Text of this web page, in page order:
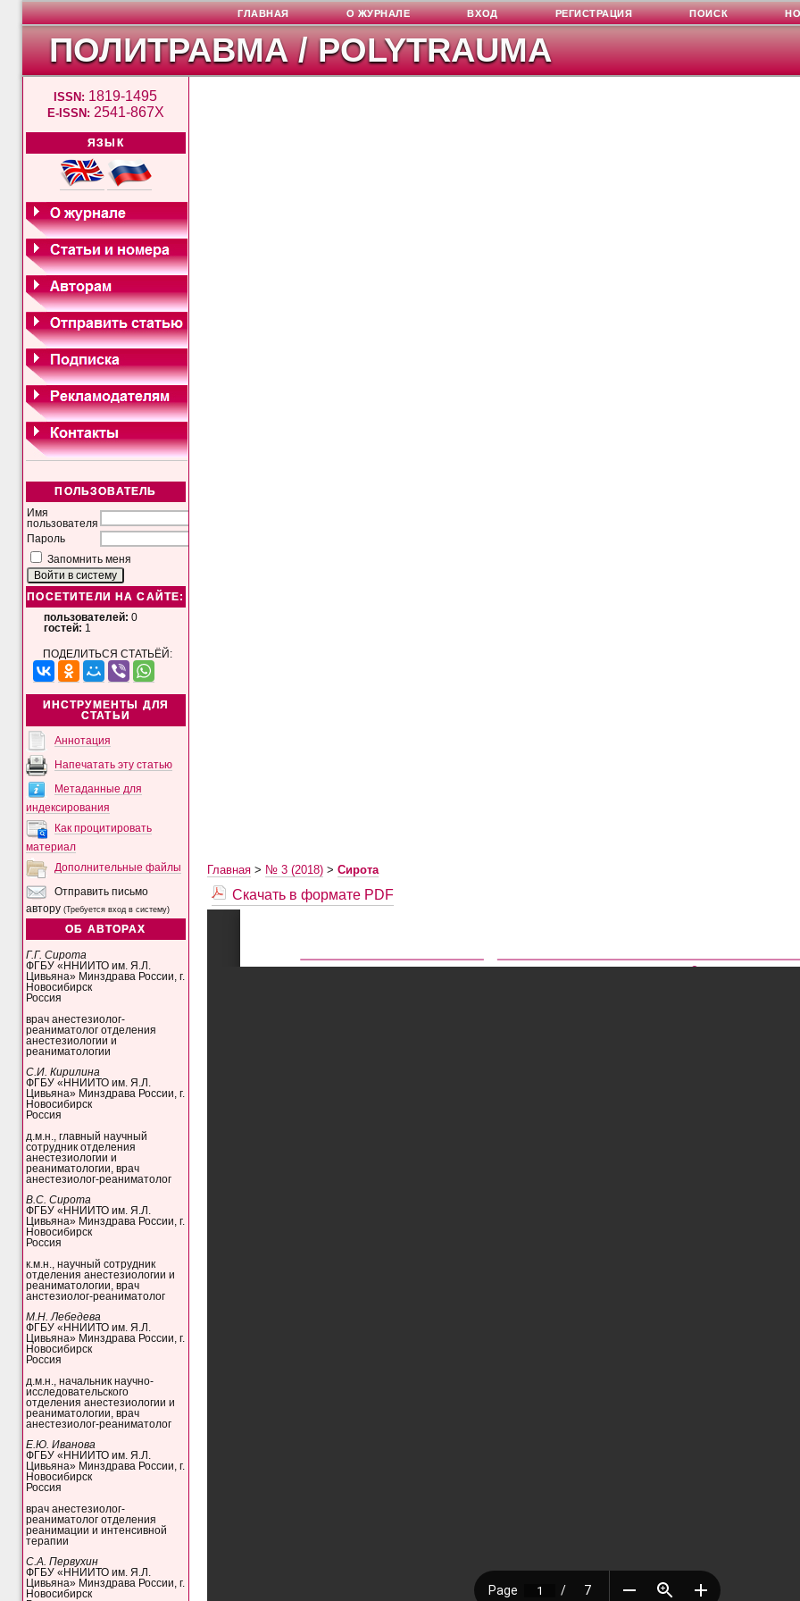
ПОЛИТРАВМА / POLYTRAUMA
ISSN: 1819-1495
E-ISSN: 2541-867X
ЯЗЫК
ПОЛЬЗОВАТЕЛЬ
Имя
пользователя
Пароль
Запомнить меня
ПОСЕТИТЕЛИ НА САЙТЕ:
пользователей: 0
гостей: 1
ПОДЕЛИТЬСЯ СТАТЬЁЙ:
ИНСТРУМЕНТЫ ДЛЯ
СТАТЬИ
Аннотация
Напечатать эту статью
Метаданные для
индексирования
Как процитировать
материал
Дополнительные файлы
Отправить письмо
автору(Требуется вход в систему)
ОБ АВТОРАХ
Г.Г. Сирота
ФГБУ «ННИИТО им. Я.Л.
Цивьяна» Минздрава России, г.
Новосибирск
Россия
врач анестезиолог-
реаниматолог отделения
анестезиологии и
реаниматологии
С.И. Кирилина
ФГБУ «ННИИТО им. Я.Л.
Цивьяна» Минздрава России, г.
Новосибирск
Россия
д.м.н., главный научный
сотрудник отделения
анестезиологии и
реаниматологии, врач
анестезиолог-реаниматолог
В.С. Сирота
ФГБУ «ННИИТО им. Я.Л.
Цивьяна» Минздрава России, г.
Новосибирск
Россия
к.м.н., научный сотрудник
отделения анестезиологии и
реаниматологии, врач
анстезиолог-реаниматолог
М.Н. Лебедева
ФГБУ «ННИИТО им. Я.Л.
Цивьяна» Минздрава России, г.
Новосибирск
Россия
д.м.н., начальник научно-
исследовательского
отделения анестезиологии и
реаниматологии, врач
анестезиолог-реаниматолог
Е.Ю. Иванова
ФГБУ «ННИИТО им. Я.Л.
Цивьяна» Минздрава России, г.
Новосибирск
Россия
врач анестезиолог-
реаниматолог отделения
реанимации и интенсивной
терапии
С.А. Первухин
ФГБУ «ННИИТО им. Я.Л.
Цивьяна» Минздрава России, г.
Новосибирск
ГЛАВНАЯ О ЖУРНАЛЕ ВХОД РЕГИСТРАЦИЯ ПОИСК
Главная> № 3 (2018)> Сирота
Скачать в формате PDF